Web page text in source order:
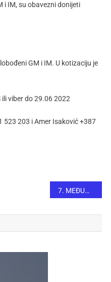
i IM, su obavezni donijeti
GM i IM. U kotizaciju je
ili viber do 29.06 2022
523 203 i Amer Isaković +387
7. MEĐUNARODNI ŠAHOVSKI TURNIR”TRAVNIK-OPEN BH TELECOM 2022.”